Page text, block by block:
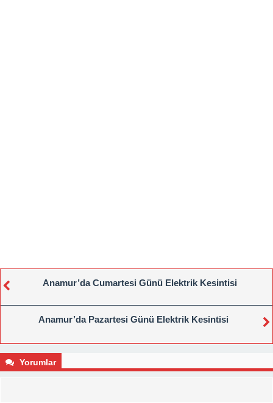
Anamur’da Cumartesi Günü Elektrik Kesintisi
Anamur’da Pazartesi Günü Elektrik Kesintisi
Yorumlar